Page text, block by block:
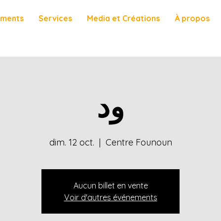
Services Media et Créations À propos
ود
dim. 12 oct.
  |
Centre Founoun
Aucun billet en vente
Voir d'autres événements